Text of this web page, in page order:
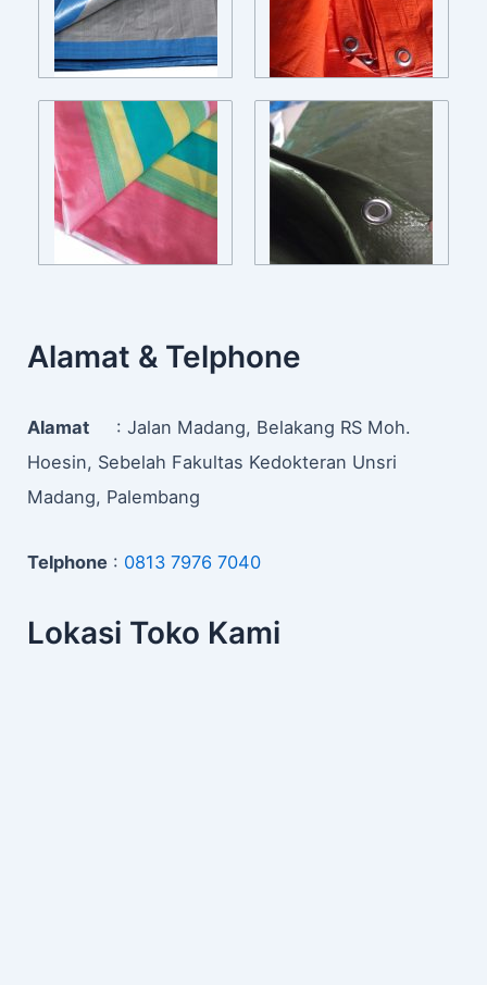
Alamat & Telphone
Alamat : Jalan Madang, Belakang RS Moh.
Hoesin, Sebelah Fakultas Kedokteran Unsri
Madang, Palembang
Telphone : 0813 7976 7040
Lokasi Toko Kami